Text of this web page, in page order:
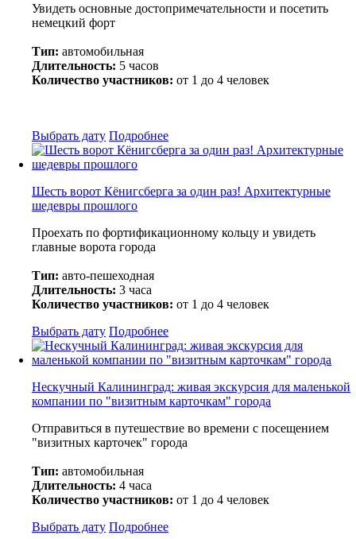
Увидеть основные достопримечательности и посетить
немецкий форт
Тип: автомобильная
Длительность: 5 часов
Количество участников: от 1 до 4 человек
Выбрать дату Подробнее
Шесть ворот Кёнигсберга за один раз! Архитектурные
шедевры прошлого
Проехать по фортификационному кольцу и увидеть
главные ворота города
Тип: авто-пешеходная
Длительность: 3 часа
Количество участников: от 1 до 4 человек
Выбрать дату Подробнее
Нескучный Калининград: живая экскурсия для маленькой
компании по "визитным карточкам" города
Отправиться в путешествие во времени с посещением
"визитных карточек" города
Тип: автомобильная
Длительность: 4 часа
Количество участников: от 1 до 4 человек
Выбрать дату Подробнее